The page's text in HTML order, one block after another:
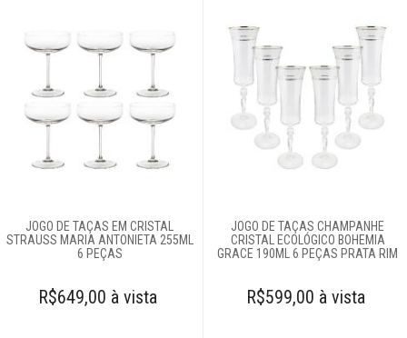
JOGO DE TAÇAS EM CRISTAL
STRAUSS MARIA ANTONIETA 255ML
6 PEÇAS
R$649,00 à vista
JOGO DE TAÇAS CHAMPANHE
CRISTAL ECOLÓGICO BOHEMIA
GRACE 190ML 6 PEÇAS PRATA RIM
R$599,00 à vista